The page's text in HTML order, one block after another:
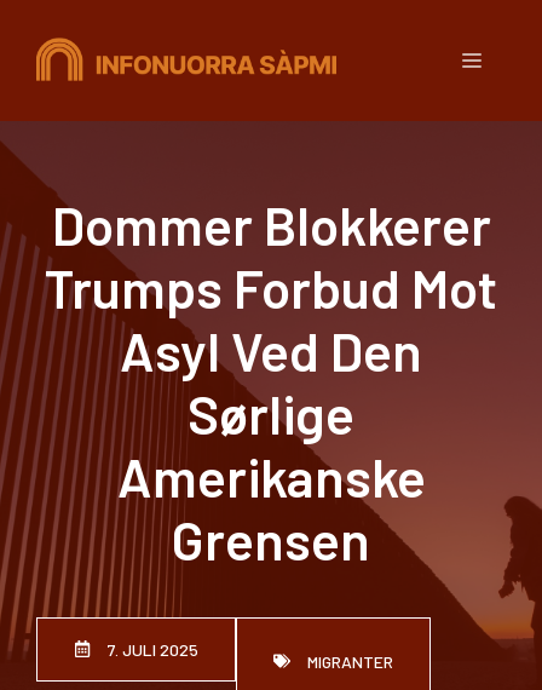
Meny
Dommer Blokkerer
Trumps Forbud Mot
Asyl Ved Den
Sørlige
Amerikanske
Grensen
7. JULI 2025
MIGRANTER